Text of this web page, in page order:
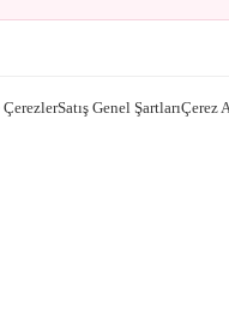
Satış Genel ŞartlarıÇerez